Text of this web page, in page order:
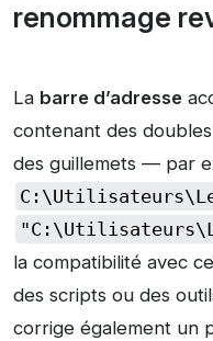
renommage
La barre d’adresse
contenant des
des guillemets — par
la compatibilité avec
des scripts ou des
corrige également un